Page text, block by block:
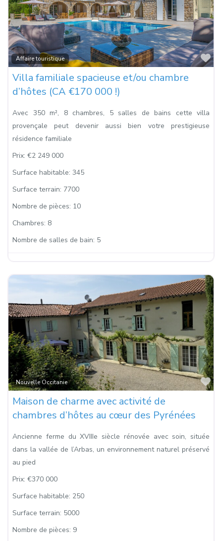
Affaire touristique
Villa familiale spacieuse et/ou chambre
d’hôtes (CA €170 000 !)
Avec 350 m², 8 chambres, 5 salles de bains cette villa
provençale peut devenir aussi bien votre prestigieuse
résidence familiale
Prix: €2 249 000
Surface habitable: 345
Surface terrain: 7700
Nombre de pièces: 10
Chambres: 8
Nombre de salles de bain: 5
Nouvelle Occitanie
Maison de charme avec activité de
chambres d’hôtes au cœur des Pyrénées
Ancienne ferme du XVIIIe siècle rénovée avec soin, située
dans la vallée de l’Arbas, un environnement naturel préservé
au pied
Prix: €370 000
Surface habitable: 250
Surface terrain: 5000
Nombre de pièces: 9